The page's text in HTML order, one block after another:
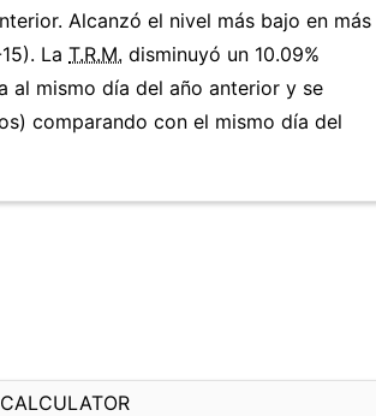
Alcanzó el nivel más bajo en más
La T.R.M. disminuyó un 10.09%
al mismo día del año anterior y se
comparando con el mismo día del
CALCULATOR